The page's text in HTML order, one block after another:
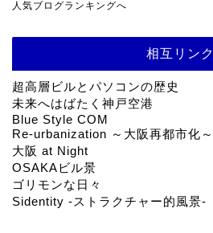
人気ブログランキングへ
相互リンク
超高層ビルとパソコンの歴史
未来へはばたく神戸空港
Blue Style COM
Re-urbanization ～大阪再都市化～
大阪 at Night
OSAKAビル景
ゴリモンな日々
Sidentity -ストラクチャー的風景-